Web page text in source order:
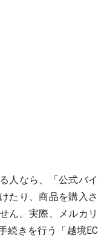
人なら、「公式バイ
たり、商品を購入さ
ん。実際、メルカリ
続きを行う「越境EC